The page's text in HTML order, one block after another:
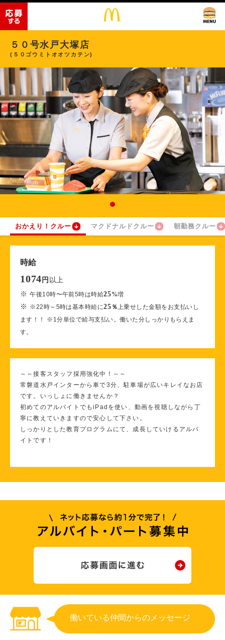
５０号水戸大塚店
(５０ゴウミトオオツカテン)
おかえり！クルー マクドナルドクルー 朝勤務クルー
時給
1074 円 以上
※午後10時〜午前5時は時給25%増
※ ※22時～5時は基本時給に25 ％ 上乗せした金額をお支払いし
ます！！ ※1分単位で給与支払い。働いた分しっかりもらえま
す。
～～接客スタッフ採用強化中！～～
常磐道水戸インターから車で3分、駐車場が広いキレイなお店
です。いっしょに働きませんか？
初めてのアルバイトでもiPadを使い、動画を視聴しながら丁
寧に教えていきますので安心して下さい。
しっかりとした教育プログラムにて、成長していけるアルバ
イトです！
働いている仲間からのメッセージ